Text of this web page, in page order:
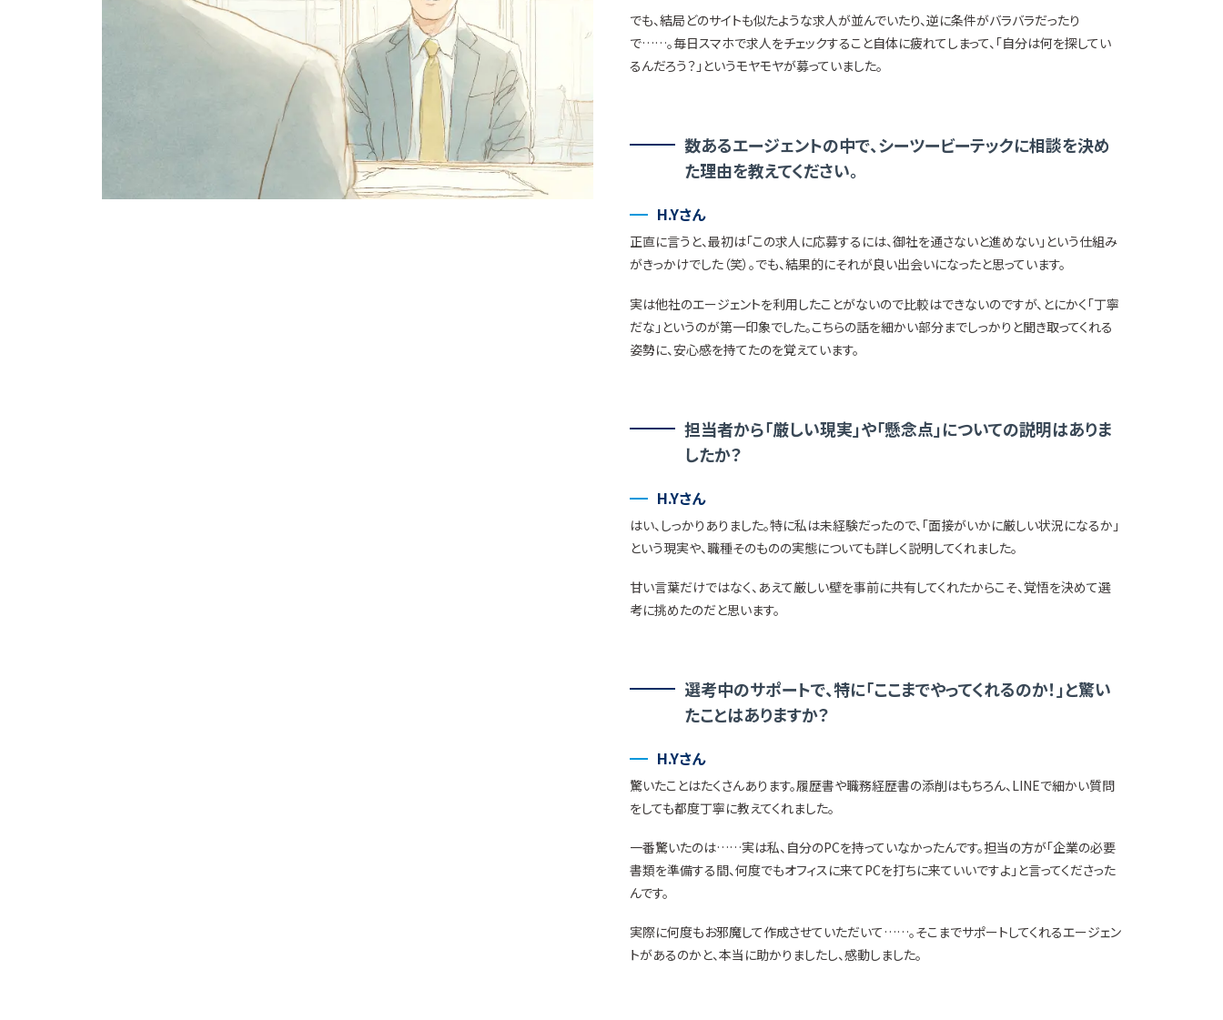
でも、結局どのサイトも似たような求人が並んでいたり、逆に条件がバラバラだったり
で……。毎日スマホで求人をチェックすること自体に疲れてしまって、「自分は何を探してい
るんだろう？」というモヤモヤが募っていました。
数あるエージェントの中で、シーツービーテックに相談を決め
た理由を教えてください。
H.Yさん
正直に言うと、最初は「この求人に応募するには、御社を通さないと進めない」という仕組み
がきっかけでした（笑）。でも、結果的にそれが良い出会いになったと思っています。
実は他社のエージェントを利用したことがないので比較はできないのですが、とにかく「丁寧
だな」というのが第一印象でした。こちらの話を細かい部分までしっかりと聞き取ってくれる
姿勢に、安心感を持てたのを覚えています。
担当者から「厳しい現実」や「懸念点」についての説明はありま
したか？
H.Yさん
はい、しっかりありました。特に私は未経験だったので、「面接がいかに厳しい状況になるか」
という現実や、職種そのものの実態についても詳しく説明してくれました。
甘い言葉だけではなく、あえて厳しい壁を事前に共有してくれたからこそ、覚悟を決めて選
考に挑めたのだと思います。
選考中のサポートで、特に「ここまでやってくれるのか！」と驚い
たことはありますか？
H.Yさん
驚いたことはたくさんあります。履歴書や職務経歴書の添削はもちろん、LINEで細かい質問
をしても都度丁寧に教えてくれました。
一番驚いたのは……実は私、自分のPCを持っていなかったんです。担当の方が「企業の必要
書類を準備する間、何度でもオフィスに来てPCを打ちに来ていいですよ」と言ってくださった
んです。
実際に何度もお邪魔して作成させていただいて……。そこまでサポートしてくれるエージェン
トがあるのかと、本当に助かりましたし、感動しました。